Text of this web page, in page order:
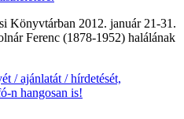
Könyvtárban 2012. január 21-31.
Ferenc (1878-1952) halálának
/ ajánlatát / hírdetését,
n hangosan is!